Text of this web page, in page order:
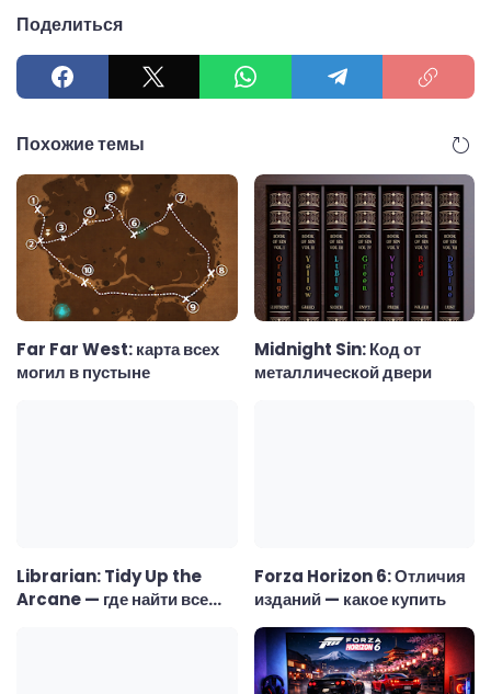
Поделиться
Похожие темы
Far Far West: карта всех
могил в пустыне
Midnight Sin: Код от
металлической двери
Librarian: Tidy Up the
Arcane — где найти все
Forza Horizon 6: Отличия
изданий — какое купить